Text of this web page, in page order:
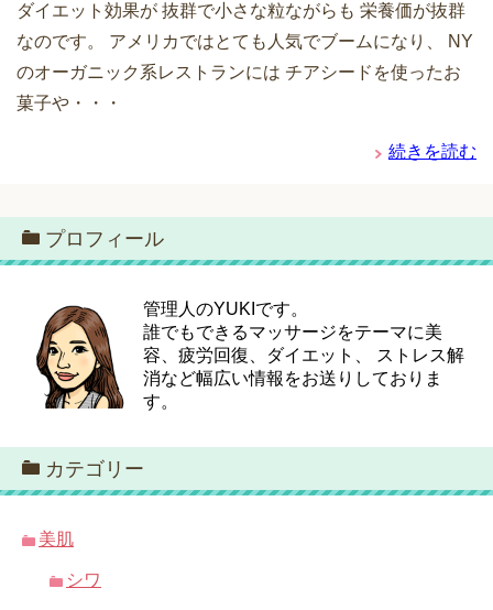
ダイエット効果が 抜群で小さな粒ながらも 栄養価が抜群
なのです。 アメリカではとても人気でブームになり、 NY
のオーガニック系レストランには チアシードを使ったお
菓子や・・・
続きを読む
プロフィール
管理人のYUKIです。
誰でもできるマッサージをテーマに美
容、疲労回復、ダイエット、 ストレス解
消など幅広い情報をお送りしておりま
す。
カテゴリー
美肌
シワ